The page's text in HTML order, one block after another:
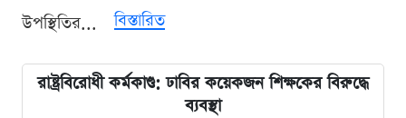
উপস্থিতির...
বিস্তারিত
রাষ্ট্রবিরোধী কর্মকাণ্ড: ঢাবির কয়েকজন শিক্ষকের বিরুদ্ধে
ব্যবস্থা